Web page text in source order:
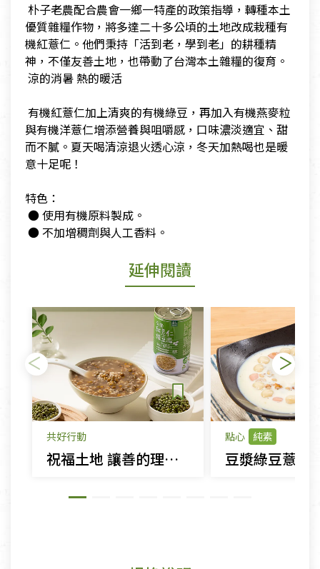
​ 朴子老農配合農會一鄉一特產的政策指導，轉種本土
優質雜糧作物，將多達二十多公頃的土地改成栽種有
機紅薏仁。他們秉持「活到老，學到老」的耕種精
神，不僅友善土地，也帶動了台灣本土雜糧的復育。
​ 涼的消暑 熱的暖活
​ 有機紅薏仁加上清爽的有機綠豆，再加入有機燕麥粒
與有機洋薏仁增添營養與咀嚼感，口味濃淡適宜、甜
而不膩。夏天喝清涼退火透心涼，冬天加熱喝也是暖
意十足呢！
​特色：
​ ● 使用有機原料製成。
​ ● 不加增稠劑與人工香料。
延伸閱讀
共好行動
祝福土地 讓善的理念循環
點心 純素
豆漿綠豆薏仁